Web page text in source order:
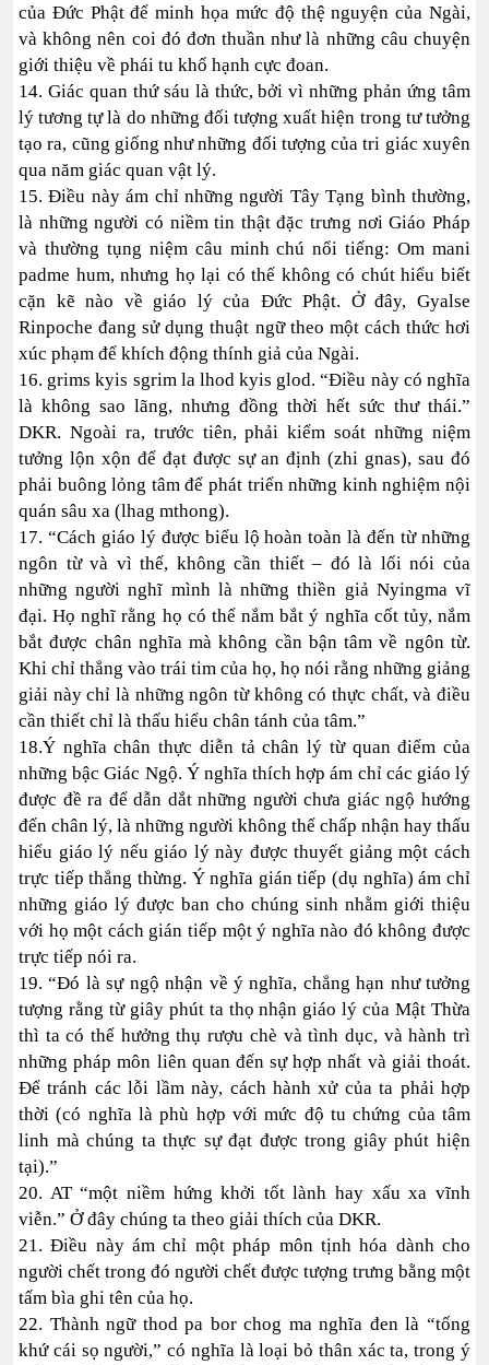
của Đức Phật để minh họa mức độ thệ nguyện của Ngài,
và không nên coi đó đơn thuần như là những câu chuyện
giới thiệu về phái tu khổ hạnh cực đoan.
14. Giác quan thứ sáu là thức, bởi vì những phản ứng tâm
lý tương tự là do những đối tượng xuất hiện trong tư tưởng
tạo ra, cũng giống như những đối tượng của tri giác xuyên
qua năm giác quan vật lý.
15. Điều này ám chỉ những người Tây Tạng bình thường,
là những người có niềm tin thật đặc trưng nơi Giáo Pháp
và thường tụng niệm câu minh chú nổi tiếng: Om mani
padme hum, nhưng họ lại có thể không có chút hiểu biết
cặn kẽ nào về giáo lý của Đức Phật. Ở đây, Gyalse
Rinpoche đang sử dụng thuật ngữ theo một cách thức hơi
xúc phạm để khích động thính giả của Ngài.
16. grims kyis sgrim la lhod kyis glod. “Điều này có nghĩa
là không sao lãng, nhưng đồng thời hết sức thư thái.”
DKR. Ngoài ra, trước tiên, phải kiểm soát những niệm
tưởng lộn xộn để đạt được sự an định (zhi gnas), sau đó
phải buông lỏng tâm để phát triển những kinh nghiệm nội
quán sâu xa (lhag mthong).
17. “Cách giáo lý được biểu lộ hoàn toàn là đến từ những
ngôn từ và vì thế, không cần thiết – đó là lối nói của
những người nghĩ mình là những thiền giả Nyingma vĩ
đại. Họ nghĩ rằng họ có thể nắm bắt ý nghĩa cốt tủy, nắm
bắt được chân nghĩa mà không cần bận tâm về ngôn từ.
Khi chỉ thẳng vào trái tim của họ, họ nói rằng những giảng
giải này chỉ là những ngôn từ không có thực chất, và điều
cần thiết chỉ là thấu hiểu chân tánh của tâm.”
18.Ý nghĩa chân thực diễn tả chân lý từ quan điểm của
những bậc Giác Ngộ. Ý nghĩa thích hợp ám chỉ các giáo lý
được đề ra để dẫn dắt những người chưa giác ngộ hướng
đến chân lý, là những người không thể chấp nhận hay thấu
hiểu giáo lý nếu giáo lý này được thuyết giảng một cách
trực tiếp thẳng thừng. Ý nghĩa gián tiếp (dụ nghĩa) ám chỉ
những giáo lý được ban cho chúng sinh nhằm giới thiệu
với họ một cách gián tiếp một ý nghĩa nào đó không được
trực tiếp nói ra.
19. “Đó là sự ngộ nhận về ý nghĩa, chẳng hạn như tưởng
tượng rằng từ giây phút ta thọ nhận giáo lý của Mật Thừa
thì ta có thể hưởng thụ rượu chè và tình dục, và hành trì
những pháp môn liên quan đến sự hợp nhất và giải thoát.
Để tránh các lỗi lầm này, cách hành xử của ta phải hợp
thời (có nghĩa là phù hợp với mức độ tu chứng của tâm
linh mà chúng ta thực sự đạt được trong giây phút hiện
tại).”
20. AT “một niềm hứng khởi tốt lành hay xấu xa vĩnh
viễn.” Ở đây chúng ta theo giải thích của DKR.
21. Điều này ám chỉ một pháp môn tịnh hóa dành cho
người chết trong đó người chết được tượng trưng bằng một
tấm bìa ghi tên của họ.
22. Thành ngữ thod pa bor chog ma nghĩa đen là “tống
khứ cái sọ người,” có nghĩa là loại bỏ thân xác ta, trong ý